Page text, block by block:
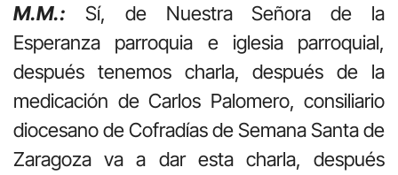
M.M.: Sí, de Nuestra Señora de la
Esperanza parroquia e iglesia parroquial,
después tenemos charla, después de la
medicación de Carlos Palomero, consiliario
diocesano de Cofradías de Semana Santa de
Zaragoza va a dar esta charla, después